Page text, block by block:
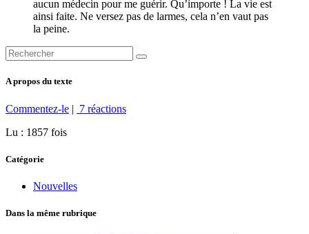
aucun médecin pour me guérir. Qu’importe ! La vie est
ainsi faite. Ne versez pas de larmes, cela n’en vaut pas
la peine.
A propos du texte
Commentez-le | 7 réactions
Lu : 1857 fois
Catégorie
Nouvelles
Dans la même rubrique